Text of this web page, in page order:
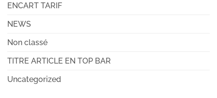
ENCART TARIF
NEWS
Non classé
TITRE ARTICLE EN TOP BAR
Uncategorized